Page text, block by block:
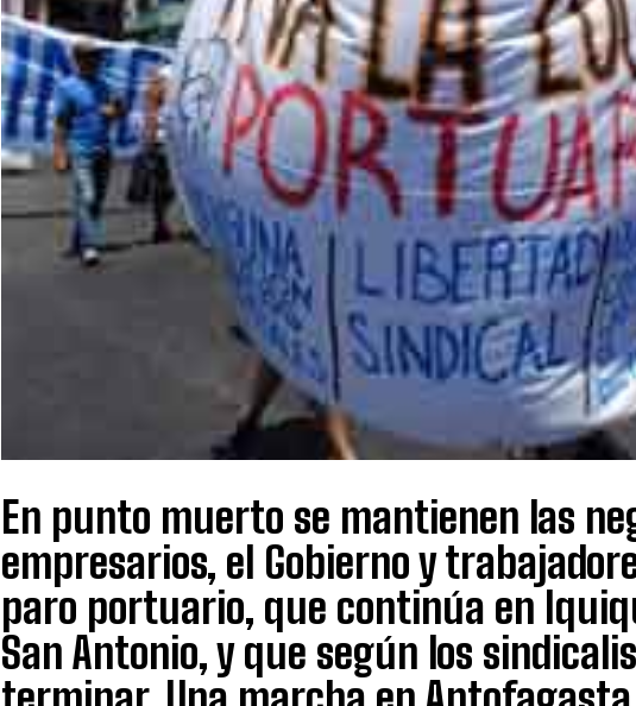
En punto muerto se mantienen las
empresarios, el Gobierno y
paro portuario, que continúa en
San Antonio, y que según los